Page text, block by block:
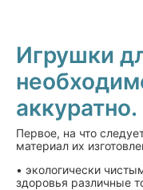
Игрушки
аккуратно.
Первое, на что
материал их
• экологически
здоровья различные